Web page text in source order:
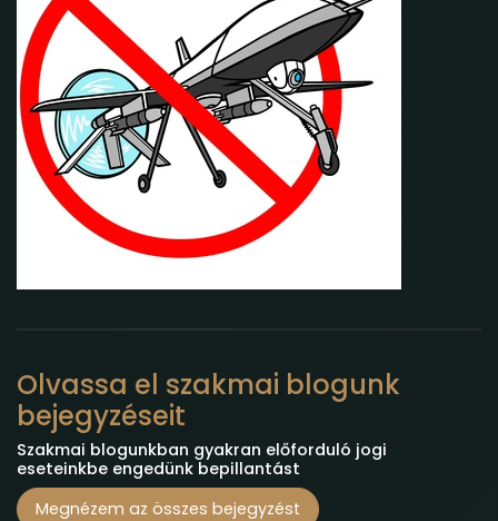
Olvassa el szakmai blogunk
bejegyzéseit
Szakmai blogunkban gyakran előforduló jogi
eseteinkbe engedünk bepillantást
Megnézem az összes bejegyzést